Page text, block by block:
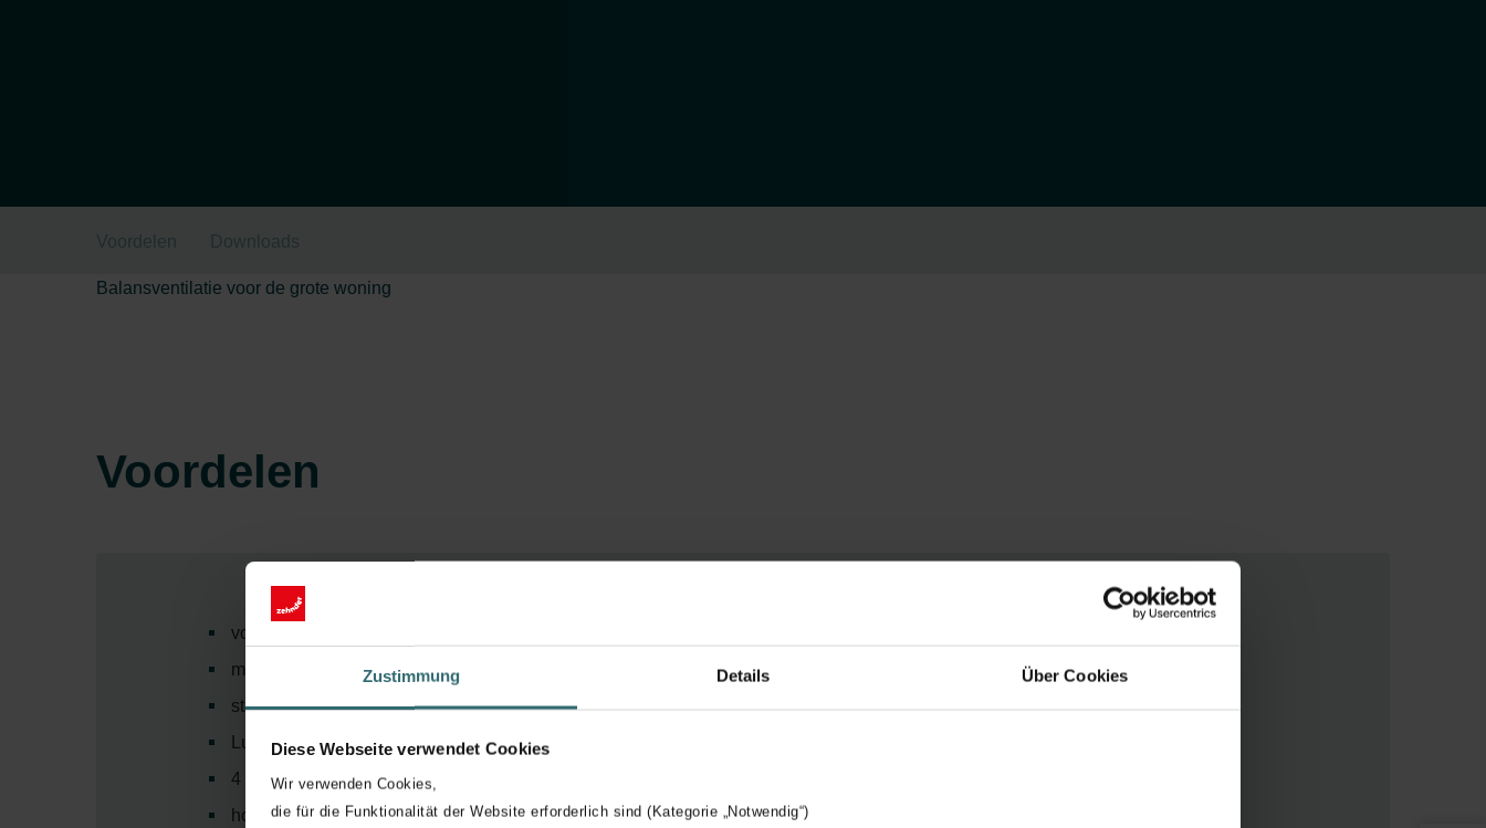
Zustimmung Details Über Cookies
Diese Webseite verwendet Cookies
Wir verwenden Cookies,
die für die Funktionalität der Website erforderlich sind (Kategorie „Notwendig“)
Voordelen Downloads
Balansventilatie voor de grote woning
Voordelen
voor wandmontage of op sokkel
max. debiet 600 m³/h bij 150 Pa
standaard versie: regeling met 3-standenschakelaar met filtervuilmelding
Luxe versie: regeling via bediening met LED-scherm, diverse programma's
4 bovenaansluitingen DN180
hoog thermisch rendement